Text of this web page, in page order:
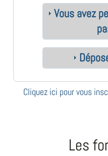
Vous avez
Cliquez ici pour vous
Les